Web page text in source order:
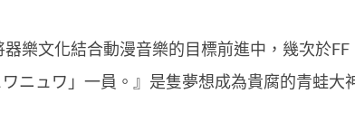
樂文化結合動漫音樂的目標前進中，幾次於FF
ニュワ」一員。』是隻夢想成為貴腐的青蛙大